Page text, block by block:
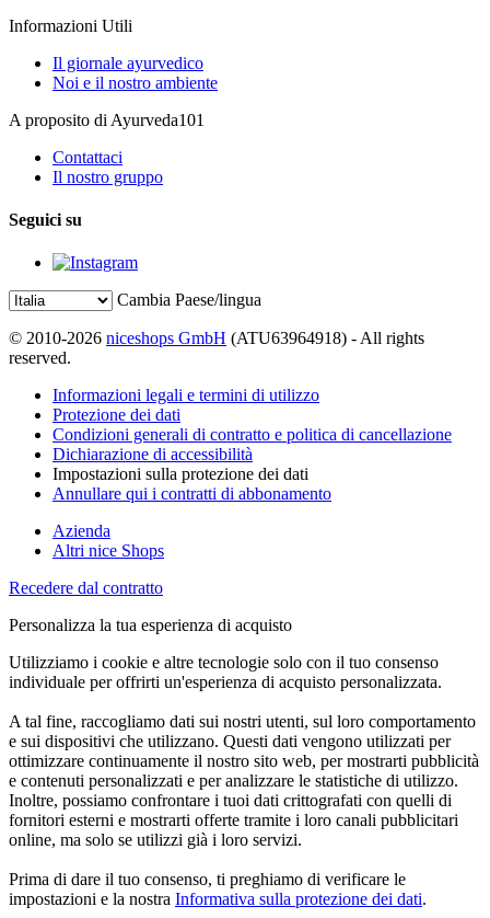
Informazioni Utili
Il giornale ayurvedico
Noi e il nostro ambiente
A proposito di Ayurveda101
Contattaci
Il nostro gruppo
Seguici su
Cambia Paese/lingua
© 2010-2026 niceshops GmbH (ATU63964918) - All rights
reserved.
Informazioni legali e termini di utilizzo
Protezione dei dati
Condizioni generali di contratto e politica di cancellazione
Dichiarazione di accessibilità
Impostazioni sulla protezione dei dati
Annullare qui i contratti di abbonamento
Azienda
Altri nice Shops
Recedere dal contratto
Personalizza la tua esperienza di acquisto
Utilizziamo i cookie e altre tecnologie solo con il tuo consenso
individuale per offrirti un'esperienza di acquisto personalizzata.
A tal fine, raccogliamo dati sui nostri utenti, sul loro comportamento
e sui dispositivi che utilizzano. Questi dati vengono utilizzati per
ottimizzare continuamente il nostro sito web, per mostrarti pubblicità
e contenuti personalizzati e per analizzare le statistiche di utilizzo.
Inoltre, possiamo confrontare i tuoi dati crittografati con quelli di
fornitori esterni e mostrarti offerte tramite i loro canali pubblicitari
online, ma solo se utilizzi già i loro servizi.
Prima di dare il tuo consenso, ti preghiamo di verificare le
impostazioni e la nostra Informativa sulla protezione dei dati.